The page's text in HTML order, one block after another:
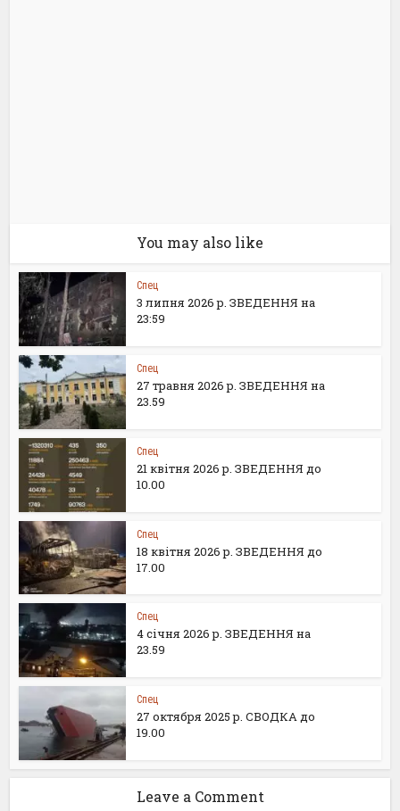
You may also like
Спец
3 липня 2026 р. ЗВЕДЕННЯ на
23:59
Спец
27 травня 2026 р. ЗВЕДЕННЯ на
23.59
Спец
21 квітня 2026 р. ЗВЕДЕННЯ до
10.00
Спец
18 квітня 2026 р. ЗВЕДЕННЯ до
17.00
Спец
4 січня 2026 р. ЗВЕДЕННЯ на
23.59
Спец
27 октября 2025 р. СВОДКА до
19.00
Leave a Comment